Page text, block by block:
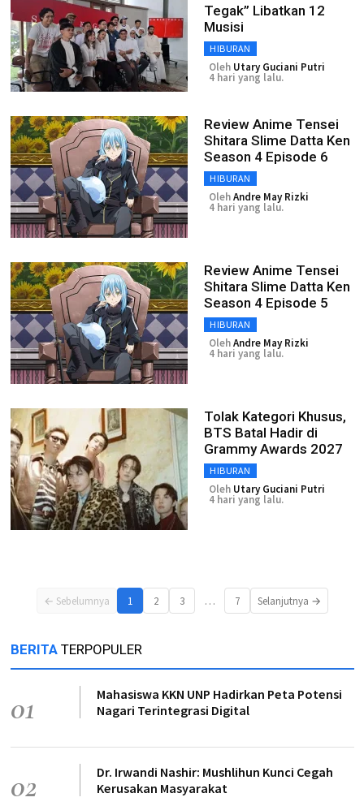
Tegak” Libatkan 12
Musisi
HIBURAN
Oleh Utary Guciani Putri
4 hari yang lalu.
Review Anime Tensei
Shitara Slime Datta Ken
Season 4 Episode 6
HIBURAN
OlehAndre May Rizki
4 hari yang lalu.
Review Anime Tensei
Shitara Slime Datta Ken
Season 4 Episode 5
HIBURAN
OlehAndre May Rizki
4 hari yang lalu.
Tolak Kategori Khusus,
BTS Batal Hadir di
Grammy Awards 2027
HIBURAN
Oleh Utary Guciani Putri
4 hari yang lalu.
← Sebelumnya 1 2 3 … 7 Selanjutnya →
BERITA TERPOPULER
01
Mahasiswa KKN UNP Hadirkan Peta Potensi
Nagari Terintegrasi Digital
02
Dr. Irwandi Nashir: Mushlihun Kunci Cegah
Kerusakan Masyarakat